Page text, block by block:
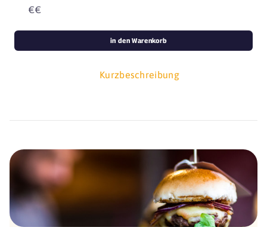
€€
Kurzbeschreibung
in den Warenkorb